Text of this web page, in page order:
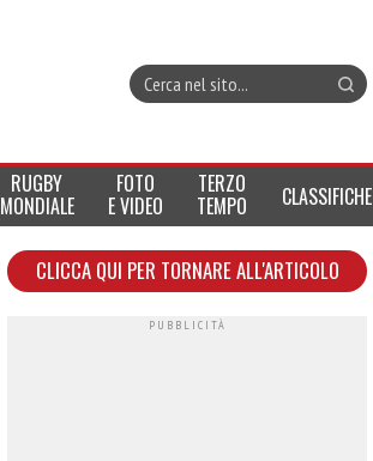
RUGBY
MONDIALE
FOTO
E VIDEO
TERZO
TEMPO CLASSIFICHE
CLICCA QUI PER TORNARE ALL'ARTICOLO